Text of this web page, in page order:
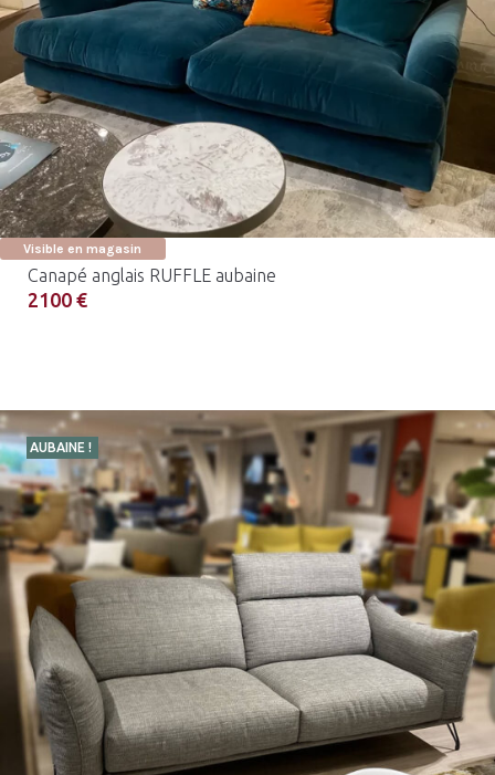
Visible en magasin
Canapé anglais RUFFLE aubaine
2100 €
AUBAINE !